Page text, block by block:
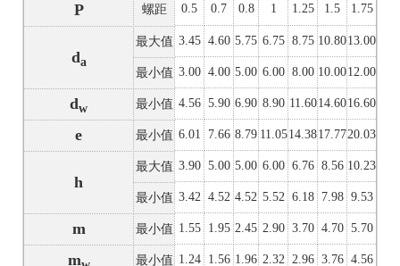
P 螺距
da
最大值
最小值
dw 最小值
e 最小值
h
最大值
最小值
m 最小值
m 最小值
0.5 0.7 0.8 1 1.25 1.5 1.75
3.45 4.60 5.75 6.75 8.75 10.8013.00
3.00 4.00 5.00 6.00 8.00 10.0012.00
4.56 5.90 6.90 8.90 11.6014.6016.60
6.01 7.66 8.79 11.0514.3817.7720.03
3.90 5.00 5.00 6.00 6.76 8.56 10.23
3.42 4.52 4.52 5.52 6.18 7.98 9.53
1.55 1.95 2.45 2.90 3.70 4.70 5.70
1.24 1.56 1.96 2.32 2.96 3.76 4.56